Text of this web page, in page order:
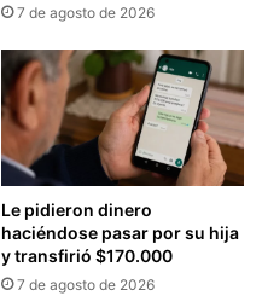
7 de agosto de 2026
Le pidieron dinero
haciéndose pasar por su hija
y transfirió $170.000
7 de agosto de 2026